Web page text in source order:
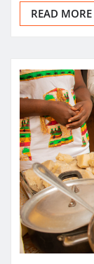
READ MORE